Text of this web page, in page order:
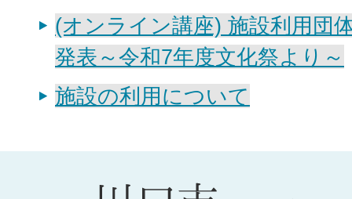
(オンライン講座) 施設利用団
発表～令和7年度文化祭より～
施設の利用について